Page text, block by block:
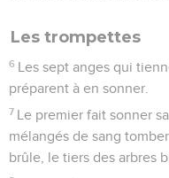
Les trompettes
6 Les sept anges qui
préparent à en sonner.
7 Le premier fait sonner
mélangés de sang
brûle, le tiers des arbres